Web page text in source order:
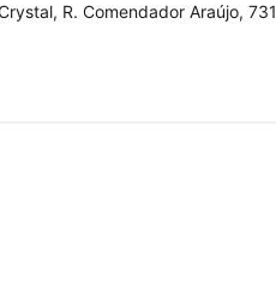
R. Comendador Araújo, 731